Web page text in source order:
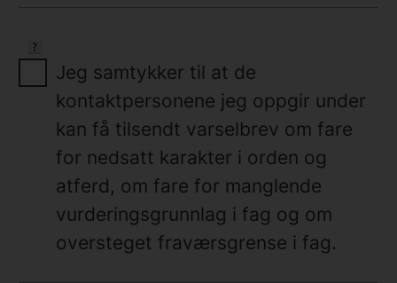
Jeg samtykker til at de
kontaktpersonene jeg oppgir under
kan få tilsendt varselbrev om fare
for nedsatt karakter i orden og
atferd, om fare for manglende
vurderingsgrunnlag i fag og om
oversteget fraværsgrense i fag.